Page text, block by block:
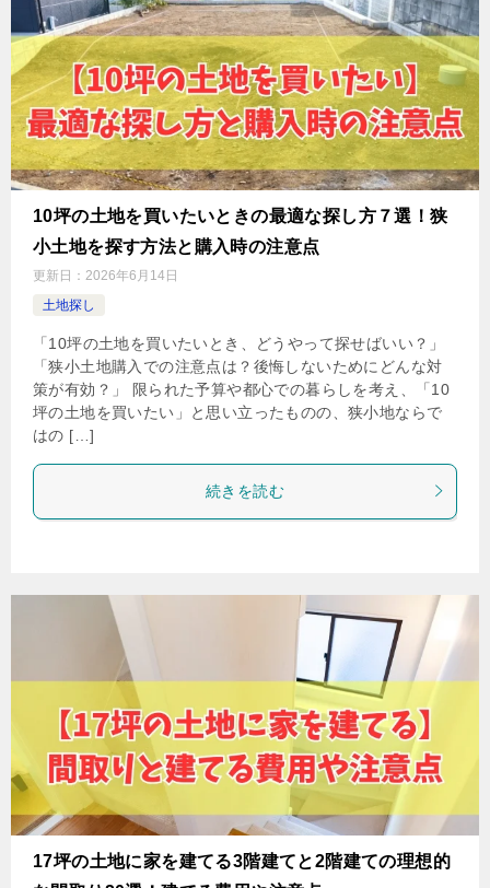
10坪の土地を買いたいときの最適な探し方７選！狭
小土地を探す方法と購入時の注意点
更新日： 2026年6月14日
土地探し
「10坪の土地を買いたいとき、どうやって探せばいい？」
「狭小土地購入での注意点は？後悔しないためにどんな対
策が有効？」 限られた予算や都心での暮らしを考え、「10
坪の土地を買いたい」と思い立ったものの、狭小地ならで
はの […]
続きを読む
17坪の土地に家を建てる3階建てと2階建ての理想的